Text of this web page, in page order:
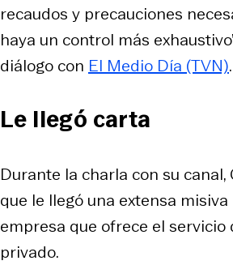
recaudos y precauciones
haya un control más
diálogo con El Medio Día (TVN).
Le llegó carta
Durante la charla con su
que le llegó una extensa
empresa que ofrece el
privado.